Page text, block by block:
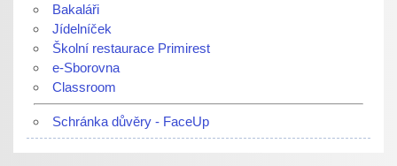
Bakaláři
Jídelníček
Školní restaurace Primirest
e-Sborovna
Classroom
Schránka důvěry - FaceUp